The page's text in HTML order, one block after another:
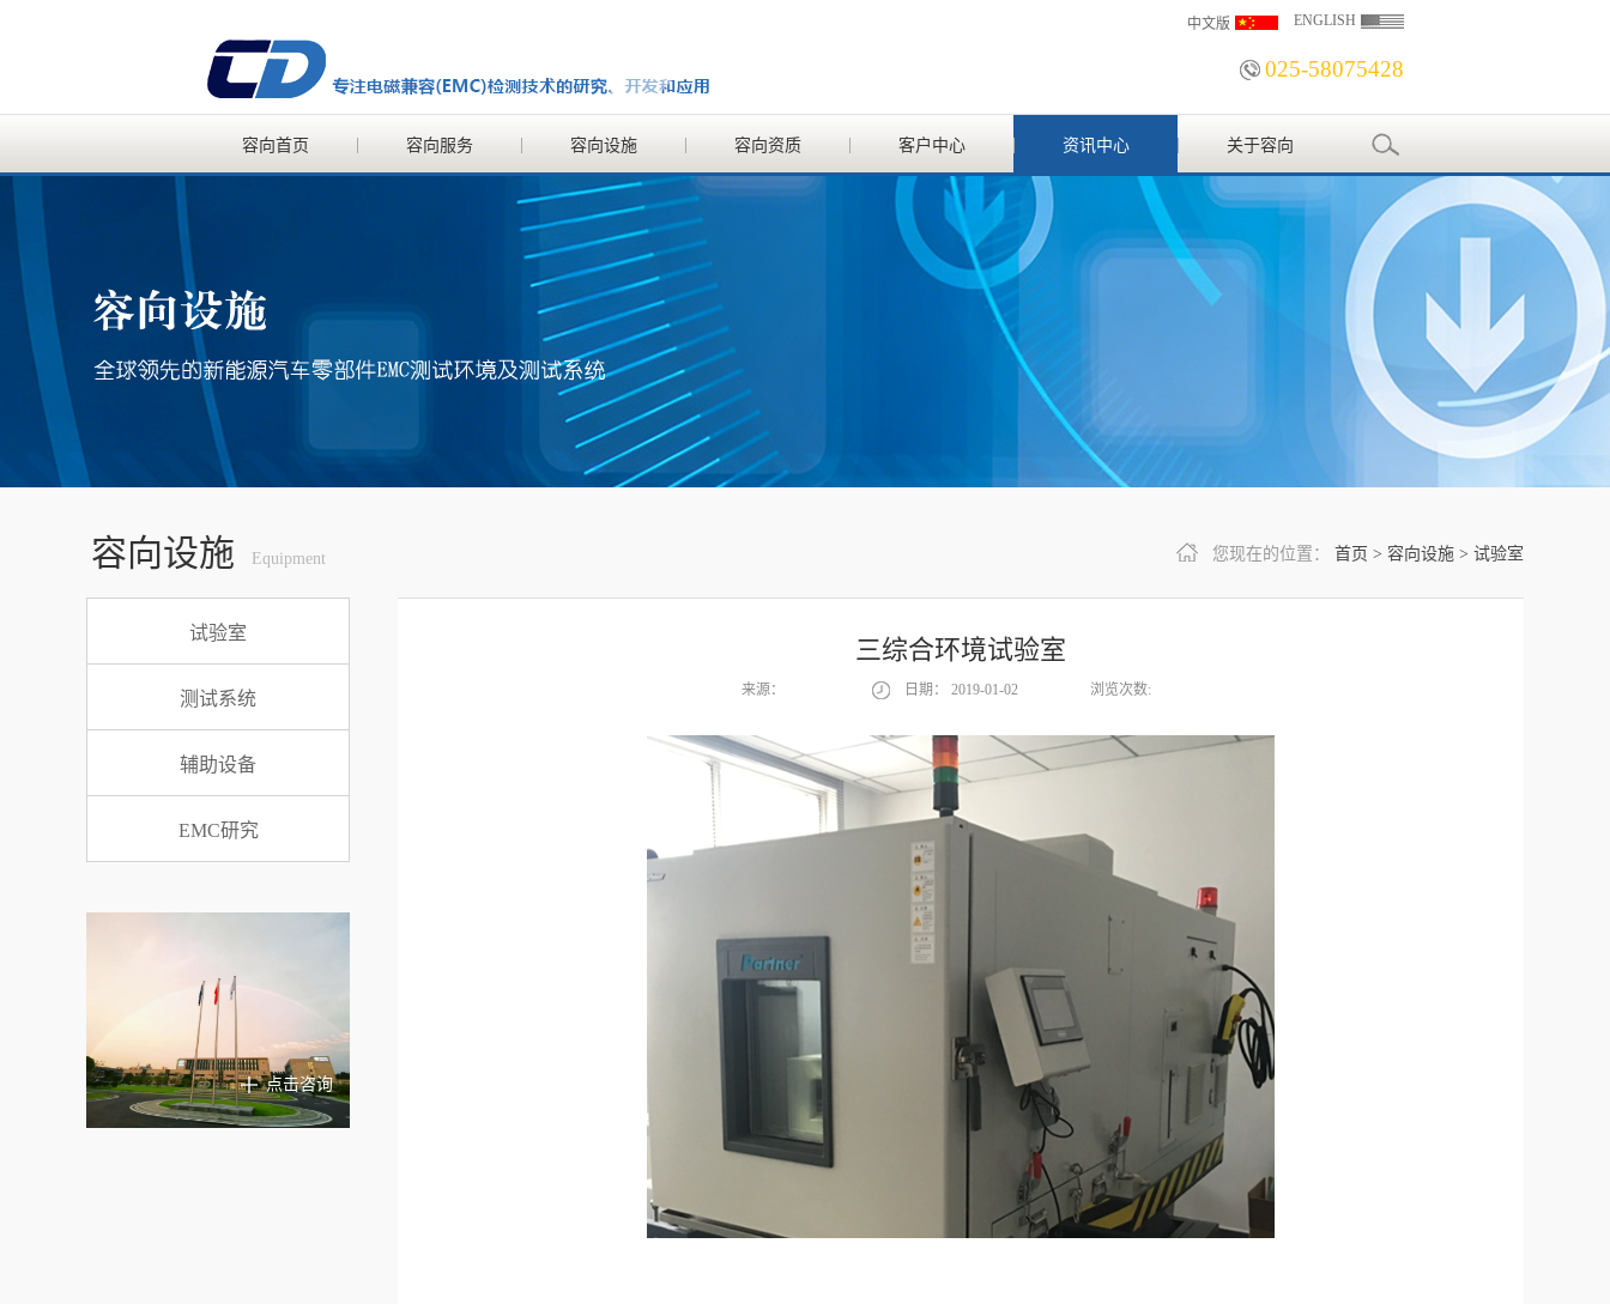
025-58075428
中文版 ENGLISH
容向首页 容向服务 容向设施 容向资质 客户中心 资讯中心 关于容向
容向设施 Equipment
试验室
测试系统
辅助设备
EMC研究
点击咨询
您现在的位置： 首页 > 容向设施 > 试验室
三综合环境试验室
日期： 2019-01-02 浏览次数:
来源：